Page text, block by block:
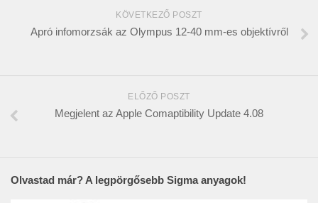
KÖVETKEZŐ POSZT
Apró infomorzsák az Olympus 12-40 mm-es objektívről
ELŐZŐ POSZT
Megjelent az Apple Comaptibility Update 4.08
Olvastad már? A legpörgősebb Sigma anyagok!